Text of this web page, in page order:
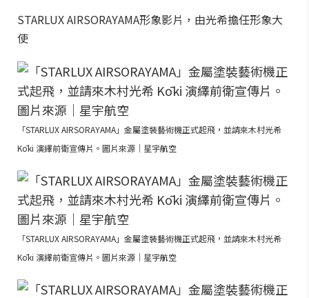
STARLUX AIRSORAYAMA形象影片，由光希擔任形象大
使
「STARLUX AIRSORAYAMA」金屬塗裝藝術機正式起飛，並請來木村光希
Kōki 演繹前衛宣傳片。圖片來源｜星宇航空
「STARLUX AIRSORAYAMA」金屬塗裝藝術機正式起飛，並請來木村光希
Kōki 演繹前衛宣傳片。圖片來源｜星宇航空